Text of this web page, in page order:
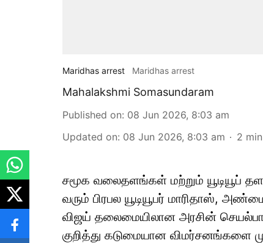
Maridhas arrest Maridhas arrest
Mahalakshmi Somasundaram
Published on: 08 Jun 2026, 8:03 am
Updated on: 08 Jun 2026, 8:03 am 2
சமூக வலைதளங்கள் மற்றும் யூடியூப்
வரும் பிரபல யூடியூபர் மாரிதாஸ்,
விஜய் தலைமையிலான அரசின்
குறித்து கடுமையான விமர்சனங்களை